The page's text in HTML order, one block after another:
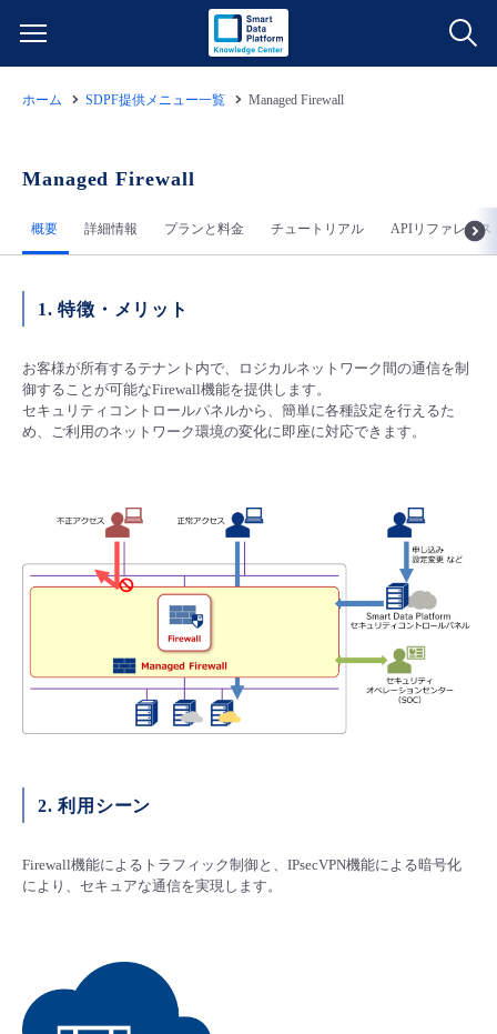
サービス一覧
データ利活用
クラウド/サーバー
ネットワーク
IoT
モニタリング/監査
すべてのメニューを見る
よくある質問
データ利活用
クラウド/サーバー
ネットワーク
IoT
すべてのメニューを見る
料金情報
料金シミュレーター
データ利活用
クラウド/サーバー
モニタリング/監査
サポート
ご利用開始ガイド
■ 管理機能
- 管理機能
■ セットアップガイド
- 新規お申し込み方法
- 初期設定・確認
- ユーザー機能の管理
- APIリファレンス
- クラウド / サーバー
- Flexible InterConnect
ユースケース
- バックアップ
- マルチクラウド利用
- リモートワーク
- ITインフラストラクチャー
- その他
故障/メンテナンス情報
メンテナンス予定
定期メンテナンス
パートナー
販売パートナー向けプログラム
協業パートナー
トレーニング/操作動画
脱炭素化
ホーム SDPF提供メニュー一覧 Managed Firewall
Managed Firewall
概要 詳細情報 プランと料金 チュートリアル APIリファレンス
1. 特徴・メリット
お客様が所有するテナント内で、ロジカルネットワーク間の通信を制
御することが可能なFirewall機能を提供​します。
セキュリティコントロールパネルから、簡単に各種設定を行えるた
め、ご利用のネットワーク環境の変化に即座に対応できます。
2. 利用シーン
Firewall機能によるトラフィック制御と、IPsecVPN機能による暗号化
により、セキュアな通信を実現します。